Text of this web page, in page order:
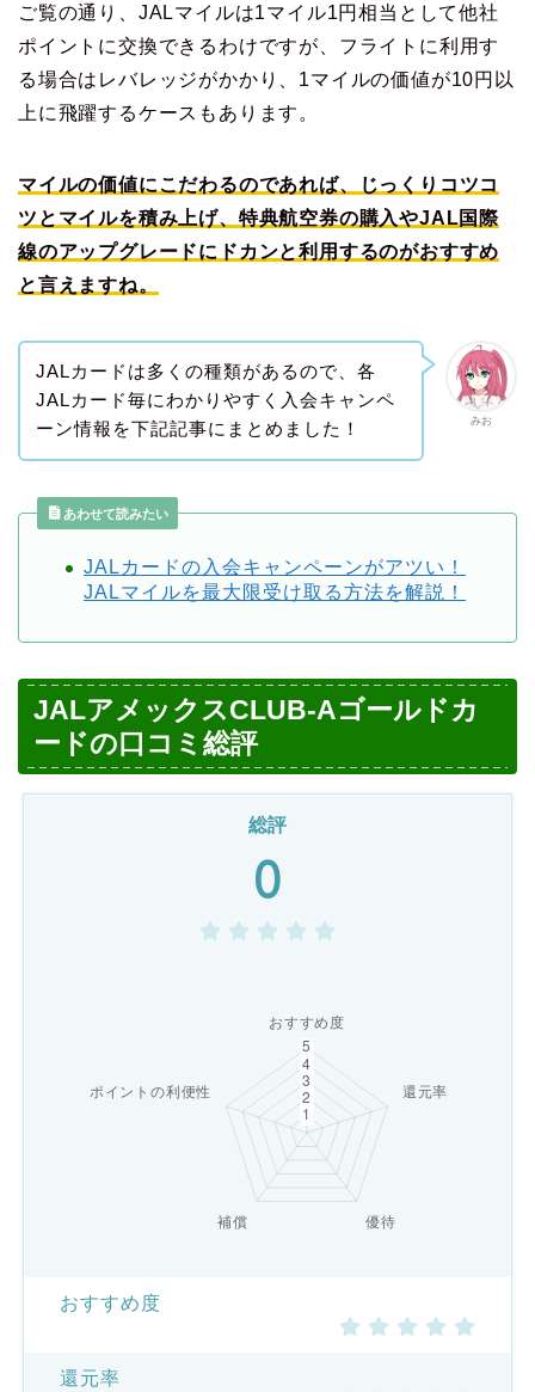
ご覧の通り、JALマイルは1マイル1円相当として他社
ポイントに交換できるわけですが、フライトに利用す
る場合はレバレッジがかかり、1マイルの価値が10円以
上に飛躍するケースもあります。
マイルの価値にこだわるのであれば、じっくりコツコ
ツとマイルを積み上げ、特典航空券の購入やJAL国際
線のアップグレードにドカンと利用するのがおすすめ
と言えますね。
みお
JALカードは多くの種類があるので、各
JALカード毎にわかりやすく入会キャンペ
ーン情報を下記記事にまとめました！
あわせて読みたい
JALカードの入会キャンペーンがアツい！
JALマイルを最大限受け取る方法を解説！
JALアメックスCLUB-Aゴールドカ
ードの口コミ総評
総評
0
おすすめ度
還元率